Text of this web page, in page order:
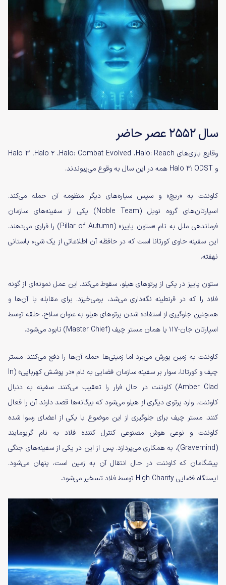
سال ۲۵۵۲ عصر حاضر
وقایع بازی‌های Halo 3 ،Halo 2 ،Halo: Combat Evolved ،Halo: Reach
و Halo 3: ODST همه در این سال به وقوع می‌پیوندند.
کاوننت به «ریچ» و سپس سیاره‌های دیگر منظومه‌ آن حمله می‌کند.
اسپارتان‌های گروه نوبل (Noble Team) یکی از سفینه‌های سازمان
فرماندهی ملل به نام «ستون پاییز» (Pillar of Autumn) را فراری می‌دهند.
این سفینه حاوی کورتانا است که در حافظه‌ آن اطلاعاتی از یک شیء باستانی
نهفته.
ستون پاییز در یکی از پرتوهای هیلو، سقوط می‌کند. این عمل نمونه‌ای از گونه‌
فلاد را که در قرنطینه نگه‌داری می‌شد، برمی‌خیزد. برای مقابله با آن‌ها و
همچنین جلوگیری از استفاده شدن پرتوهای هیلو به عنوان سلاح، حلقه توسط
اسپارتان جان-۱۱۷ یا همان مستر چیف (Master Chief) نابود می‌شود.
کاوننت به زمین یورش می‌برد اما زمینی‌ها حمله‌ آن‌ها را دفع می‌کنند. مستر
چیف و کورتانا، سوار بر سفینه‌ سازمان فضایی به نام «در پوشش کهربایی» (In
Amber Clad) کاوننت در حال فرار را تعقیب می‌کنند. سفینه به دنبال
کاوننت، وارد پرتوی دیگری از هیلو می‌شود که بیگانه‌ها قصد دارند آن را فعال
کنند. مستر چیف برای جلوگیری از این موضوع با یکی از اعضای رسوا شده‌
کاوننت و نوعی هوش مصنوعی کنترل کننده‌ فلاد به نام گریومایند
(Gravemind)، به همکاری می‌پردازد. پس از این در یکی از سفینه‌های جنگی
پیشگامان که کاوننت در حال انتقال آن به زمین است، پنهان می‌شود.
ایستگاه فضایی High Charity توسط فلاد تسخیر می‌شود.